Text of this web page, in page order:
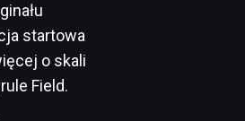
startowa
o skali
Field.